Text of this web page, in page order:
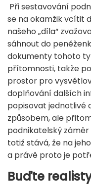
Při sestavování
se na okamžik vcítit
našeho „díla“
sáhnout do
dokumenty tohoto
přítomnosti, takže
prostor pro
doplňování dalších
popisovat jednotlivé
způsobem, ale
podnikatelský
totiž stává, že na
a právě proto je
Buďte